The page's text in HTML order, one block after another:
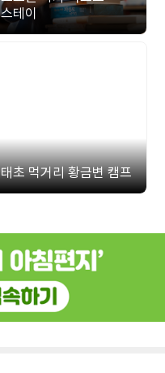
스테이
태초 먹거리 황금변 캠프